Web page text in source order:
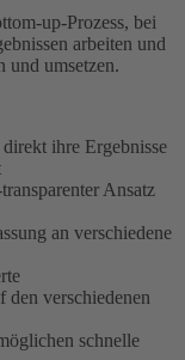
up-Prozess, bei
arbeiten und
und umsetzen.
ihre Ergebnisse
Ansatz
an verschiedene
den verschiedenen
schnelle